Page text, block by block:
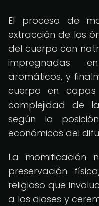
El proceso de
extracción de los
del cuerpo con
impregnadas
aromáticos, y
cuerpo en
complejidad de
según la
económicos del
La
preservación
religioso que
a los dioses y